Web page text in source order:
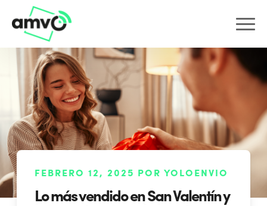
FEBRERO 12, 2025 POR YOLOENVIO
Lo más vendido en San Valentín y